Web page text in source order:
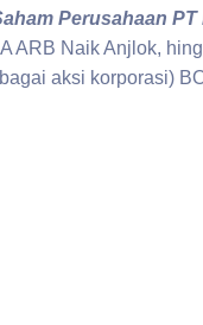
Perusahaan
ARB Naik Anjlok,
aksi korporasi)